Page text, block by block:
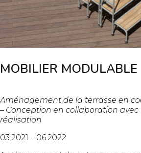
MOBILIER MODULABLE
Aménagement de la terrasse en
– Conception en collaboration avec
réalisation
03.2021 – 06.2022